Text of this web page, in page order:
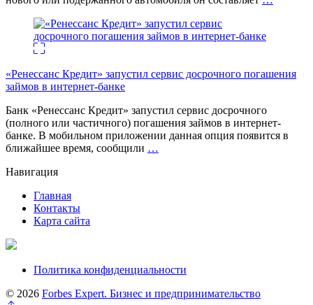
«Ренессанс Кредит» запустил сервис досрочного погашения
займов в интернет-банке
Банк «Ренессанс Кредит» запустил сервис досрочного
(полного или частичного) погашения займов в интернет-
банке. В мобильном приложении данная опция появится в
ближайшее время, сообщили …
Навигация
Главная
Контакты
Карта сайта
Политика конфиденциальности
© 2026 Forbes Expert. Бизнес и предпринимательство